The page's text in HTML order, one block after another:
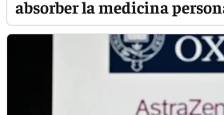
absorber la medicina